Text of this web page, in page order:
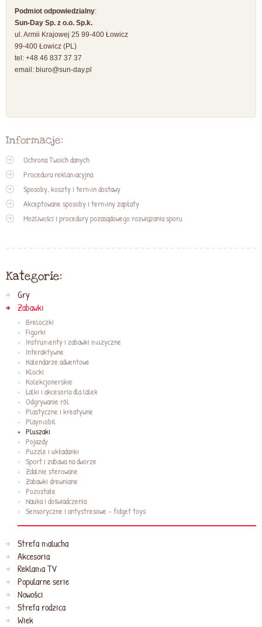
Podmiot odpowiedzialny:
Sun-Day Sp. z o.o. Sp.k.
ul. Armii Krajowej 25 99-400 Łowicz
99-400 Łowicz (PL)
tel: +48 46 837 37 37
email: biuro@sun-day.pl
Informacje:
Ochrona Twoich danych
Procedura reklamacyjna
Sposoby, koszty i termin dostawy
Akceptowane sposoby i terminy zapłaty
Możliwości i procedury pozasądowego rozwiązania sporu
Kategorie:
Gry
Zabawki
Breloczki
Figurki
Instrumenty i zabawki muzyczne
Interaktywne
Kalendarze adwentowe
Klocki
Kolekcjonerskie
Lalki i akcesoria dla lalek
Odgrywanie ról
Plastyczne i kreatywne
Playmobil
Pluszaki
Pojazdy
Puzzle i układanki
Sport i zabawa na dworze
Zdalnie sterowane
Zabawki drewniane
Pozostałe
Nauka i doświadczenia
Sensoryczne i antystresowe - fidget toys
Strefa malucha
Akcesoria
Reklama TV
Popularne serie
Nowości
Strefa rodzica
Wiek